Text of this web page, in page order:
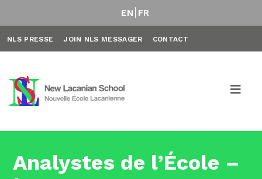
EN FR
NLS PRESSE JOIN NLS MESSAGER CONTACT
Analystes de l’École –